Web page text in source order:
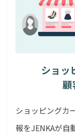
ショッ
ショッピングカ
報をJENKAが自